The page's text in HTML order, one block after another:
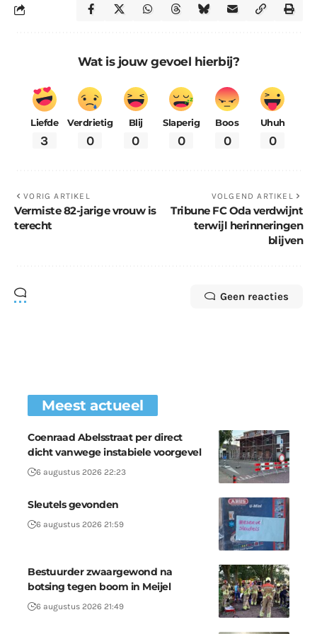
Wat is jouw gevoel hierbij?
Liefde
3
Verdrietig
0
Blij
0
Slaperig
0
Boos
0
Uhuh
0
VORIG ARTIKEL
Vermiste 82-jarige vrouw is
terecht
VOLGEND ARTIKEL
Tribune FC Oda verdwijnt
terwijl herinneringen
blijven
Geen reacties
Meest actueel
Coenraad Abelsstraat per direct
dicht vanwege instabiele voorgevel
6 augustus 2026 22:23
Sleutels gevonden
6 augustus 2026 21:59
Bestuurder zwaargewond na
botsing tegen boom in Meijel
6 augustus 2026 21:49